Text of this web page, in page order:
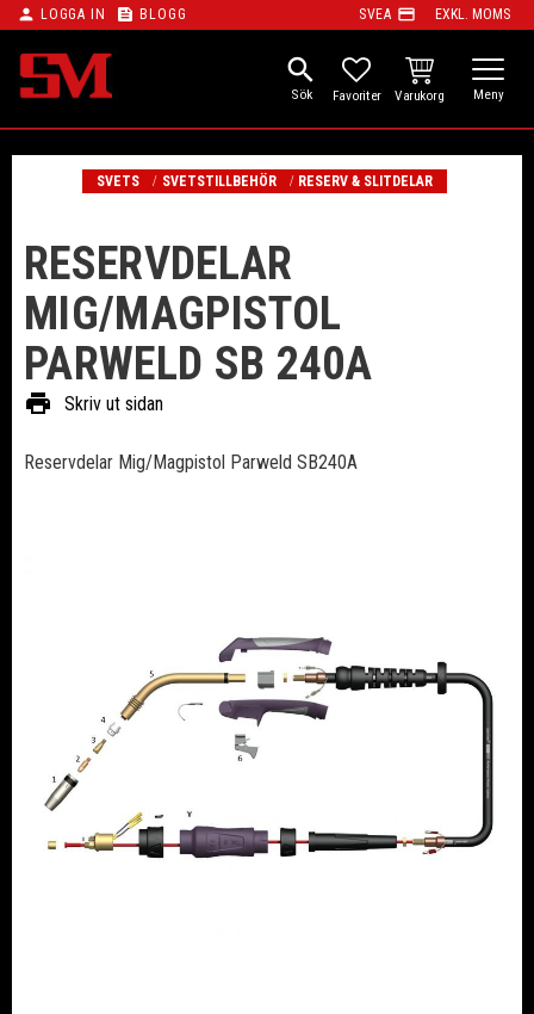
Meny
person LOGGA IN feed BLOGG SVEA payment EXKL. MOMS
search
FAVORITER
KUNDVAGN
SVETS SVETSTILLBEHÖR RESERV & SLITDELAR
RESERVDELAR
MIG/MAGPISTOL
PARWELD SB 240A
print Skriv ut sidan
Reservdelar Mig/Magpistol Parweld SB240A